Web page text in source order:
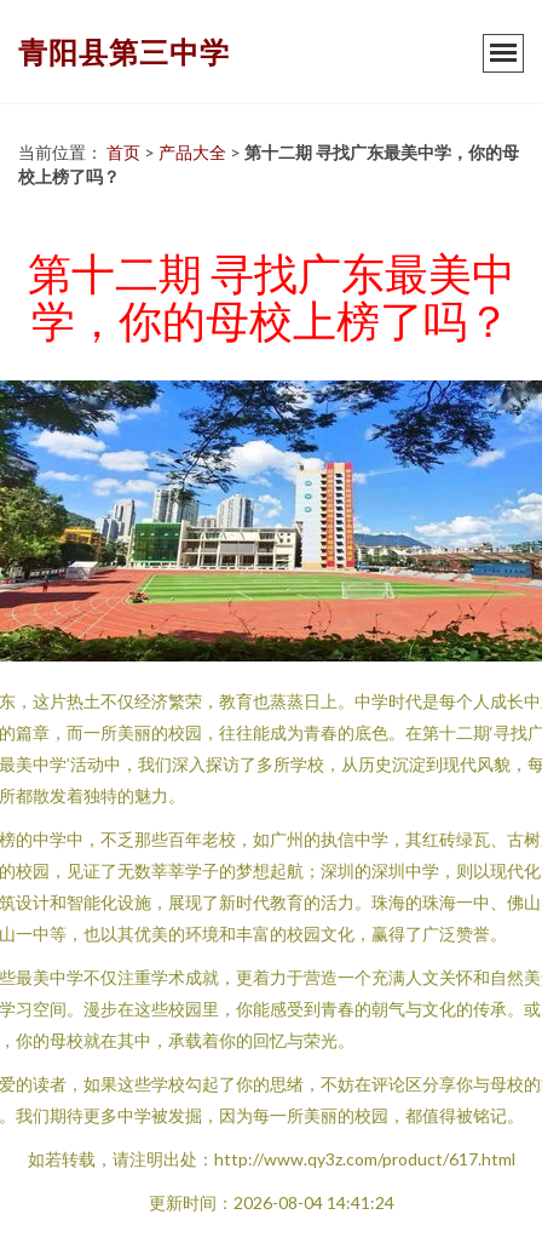
青阳县第三中学
当前位置： 首页 > 产品大全 > 第十二期 寻找广东最美中学，你的母
校上榜了吗？
第十二期 寻找广东最美中
学，你的母校上榜了吗？
，这片热土不仅经济繁荣，教育也蒸蒸日上。中学时代是每个人成长
篇章，而一所美丽的校园，往往能成为青春的底色。在第十二期‘寻找
美中学’活动中，我们深入探访了多所学校，从历史沉淀到现代风貌，
都散发着独特的魅力。
的中学中，不乏那些百年老校，如广州的执信中学，其红砖绿瓦、古
校园，见证了无数莘莘学子的梦想起航；深圳的深圳中学，则以现代
设计和智能化设施，展现了新时代教育的活力。珠海的珠海一中、佛
一中等，也以其优美的环境和丰富的校园文化，赢得了广泛赞誉。
最美中学不仅注重学术成就，更着力于营造一个充满人文关怀和自然
习空间。漫步在这些校园里，你能感受到青春的朝气与文化的传承。或
你的母校就在其中，承载着你的回忆与荣光。
的读者，如果这些学校勾起了你的思绪，不妨在评论区分享你与母校
我们期待更多中学被发掘，因为每一所美丽的校园，都值得被铭记。
如若转载，请注明出处：http://www.qy3z.com/product/617.html
更新时间：2026-08-04 14:41:24